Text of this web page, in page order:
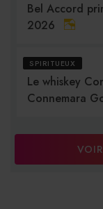
Bel Accord
2026
SPIRITUEUX
Le whiskey
Connemara